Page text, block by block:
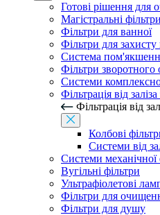
Готові рішення для
Магістральні
Фільтри для ванної
Фільтри для
Система
Фільтри зворотного
Системи
Фільтрація від
Фільтрація від
Колбові
Системи від
Системи
Вугільні фільтри
Ультрафіолетові
Фільтри для
Фільтри для душу